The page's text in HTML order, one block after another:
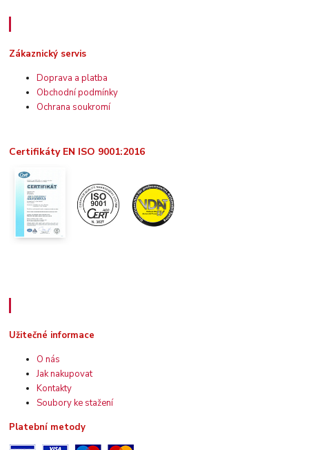
Zákaznický servis
Doprava a platba
Obchodní podmínky
Ochrana soukromí
Certifikáty EN ISO 9001:2016
Užitečné informace
O nás
Jak nakupovat
Kontakty
Soubory ke stažení
Platební metody